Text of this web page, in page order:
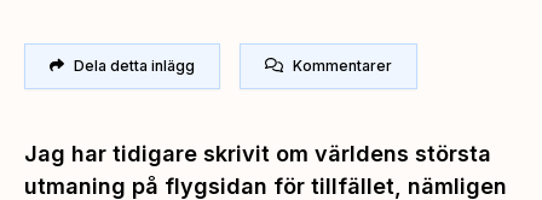
Dela detta inlägg Kommentarer
Jag har tidigare skrivit om världens största
utmaning på flygsidan för tillfället, nämligen